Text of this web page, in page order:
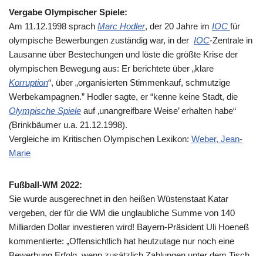
Vergabe Olympischer Spiele:
Am 11.12.1998 sprach Marc Hodler, der 20 Jahre im IOC für
olympische Bewerbungen zuständig war, in der IOC-Zentrale in
Lausanne über Bestechungen und löste die größte Krise der
olympischen Bewegung aus: Er berichtete über „klare
Korruption“, über „organisierten Stimmenkauf, schmutzige
Werbekampagnen.” Hodler sagte, er “kenne keine Stadt, die
Olympische Spiele auf ‚unangreifbare Weise’ erhalten habe“
(Brinkbäumer u.a. 21.12.1998).
Vergleiche im Kritischen Olympischen Lexikon: Weber, Jean-
Marie
Fußball-WM 2022:
Sie wurde ausgerechnet in den heißen Wüstenstaat Katar
vergeben, der für die WM die unglaubliche Summe von 140
Milliarden Dollar investieren wird! Bayern-Präsident Uli Hoeneß
kommentierte: „Offensichtlich hat heutzutage nur noch eine